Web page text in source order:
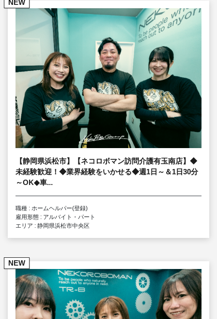
NEW
【静岡県浜松市】【ネコロボマン訪問介護有玉南店】◆
未経験歓迎！◆業界経験をいかせる◆週1日～＆1日30分
～OK◆車...
職種 : ホームヘルパー(登録)
雇用形態 : アルバイト・パート
エリア : 静岡県浜松市中央区
NEW